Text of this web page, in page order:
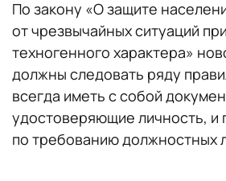
По закону «О защите
от чрезвычайных ситуаций
техногенного характера»
должны следовать ряду
всегда иметь с собой
удостоверяющие личность, и
по требованию должностных